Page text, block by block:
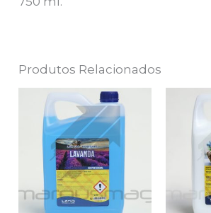
Produtos Relacionados